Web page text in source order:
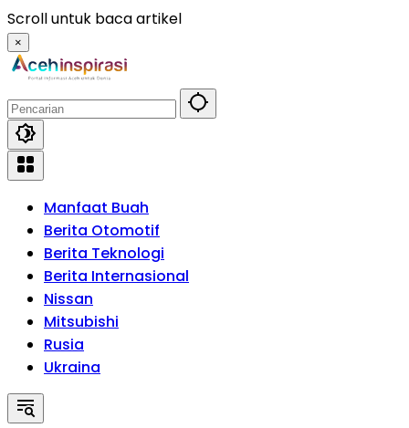
Langsung
ke
konten
Scroll untuk baca artikel
×
Manfaat Buah
Berita Otomotif
Berita Teknologi
Berita Internasional
Nissan
Mitsubishi
Rusia
Ukraina